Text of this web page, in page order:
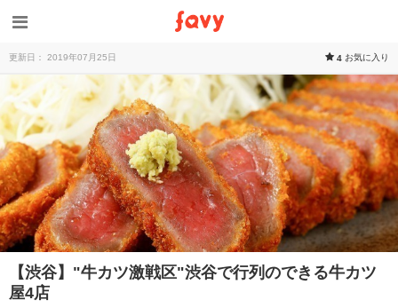
更新日： 2019年07月25日 4 お気に入り
【渋谷】"牛カツ激戦区"渋谷で行列のできる牛カツ
屋4店